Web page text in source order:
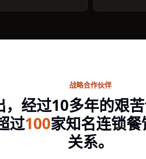
战略合作伙伴
，经过10多年的艰
过100家知名连锁
关系。